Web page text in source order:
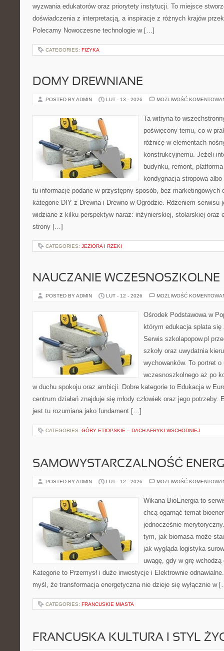
wyzwania edukatorów oraz priorytety instytucji. To miejsce
doświadczenia z interpretacją, a inspiracje z różnych krajów
Polecamy Nowoczesne technologie w […]
CATEGORIES: FIZYKA
DOMY DREWNIANE
POSTED BY ADMIN LUT - 13 - 2026 MOŻLIWOŚĆ
Ta witryna to
poświęcony temu, co w
różnicę w elementach
konstrukcyjnemu. Jeżeli
budynku, remont,
kondygnacja stropowa
tu informacje podane w przystępny sposób, bez marketingowych
kategorie DIY z Drewna i Drewno w Ogrodzie. Rdzeniem serwisu
widziane z kilku perspektyw naraz: inżynierskiej, stolarskiej oraz
strony […]
CATEGORIES: JEZIORA I RZEKI
NAUCZANIE WCZESNOSZKOLNE
POSTED BY ADMIN LUT - 12 - 2026 MOŻLIWOŚĆ
Ośrodek Podstawowa w
którym edukacja splata
Serwis szkolapopow.pl
szkoły oraz uwydatnia
wychowanków. To portret
wczesnoszkolnego aż po
w duchu spokoju oraz ambicji. Dobre kategorie to Edukacja w
centrum działań znajduje się młody człowiek oraz jego potrzeby.
jest tu rozumiana jako fundament […]
CATEGORIES: GÓRY ETIOPSKIE – DACH AFRYKI WSCHODNIEJ
SAMOWYSTARCZALNOŚĆ
POSTED BY ADMIN LUT - 12 - 2026 MOŻLIWOŚĆ
Wikana BioEnergia to
chcą ogarnąć temat
jednocześnie
tym, jak biomasa może
jak wygląda logistyka
uwagę, gdy w grę
Kategorie to Przemysł i duże inwestycje i Elektrownie
myśl, że transformacja energetyczna nie dzieje się wyłącznie w
CATEGORIES: FRANCUSKIE MIASTA
FRANCUSKA KULTURA I STYL